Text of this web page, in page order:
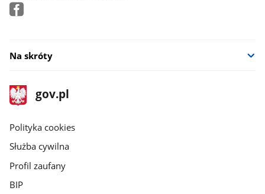
Na skróty
stopka
gov.pl
Strona
gov.pl
gov.pl
Polityka cookies
Służba cywilna
Profil zaufany
BIP